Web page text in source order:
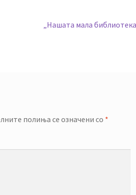
Next
„Нашата мала
полиња се означени со *